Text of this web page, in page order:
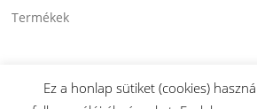
Termékek
Ez a honlap sütiket (cookies)